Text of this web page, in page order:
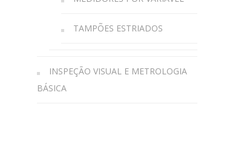
TAMPÕES ESTRIADOS
INSPEÇÃO VISUAL E METROLOGIA
BÁSICA